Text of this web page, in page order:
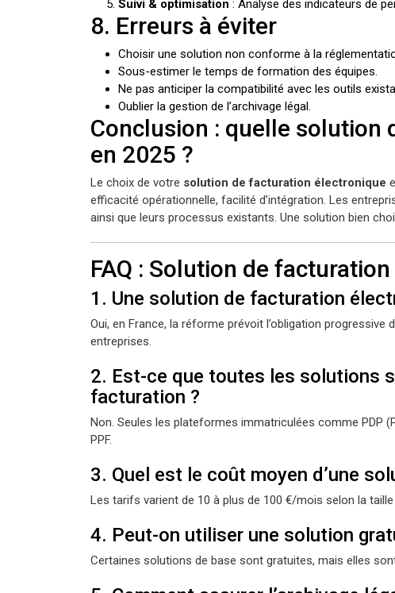
Suivi & optimisation : Analyse des indicateurs de
8. Erreurs à éviter
Choisir une solution non conforme à la
Sous-estimer le temps de formation des équipes.
Ne pas anticiper la compatibilité avec les outils
Oublier la gestion de l’archivage légal.
Conclusion : quelle
en 2025 ?
Le choix de votre solution de facturation électronique
efficacité opérationnelle, facilité d’intégration. Les
ainsi que leurs processus existants. Une solution bien
FAQ : Solution de
1. Une solution de facturation
Oui, en France, la réforme prévoit l’obligation
entreprises.
2. Est-ce que toutes les solutions
facturation ?
Non. Seules les plateformes immatriculées comme PDP
PPF.
3. Quel est le coût moyen d’une
Les tarifs varient de 10 à plus de 100 €/mois selon la
4. Peut-on utiliser une solution
Certaines solutions de base sont gratuites, mais elles